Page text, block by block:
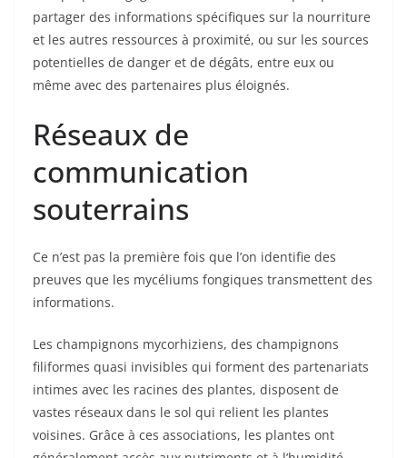
partager des informations spécifiques sur la nourriture
et les autres ressources à proximité, ou sur les sources
potentielles de danger et de dégâts, entre eux ou
même avec des partenaires plus éloignés.
Réseaux de
communication
souterrains
Ce n’est pas la première fois que l’on identifie des
preuves que les mycéliums fongiques transmettent des
informations.
Les champignons mycorhiziens, des champignons
filiformes quasi invisibles qui forment des partenariats
intimes avec les racines des plantes, disposent de
vastes réseaux dans le sol qui relient les plantes
voisines. Grâce à ces associations, les plantes ont